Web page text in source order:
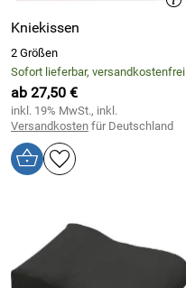
Kniekissen
2 Größen
Sofort lieferbar, versandkostenfrei
ab 27,50 €
inkl. 19% MwSt., inkl.
Versandkosten für Deutschland